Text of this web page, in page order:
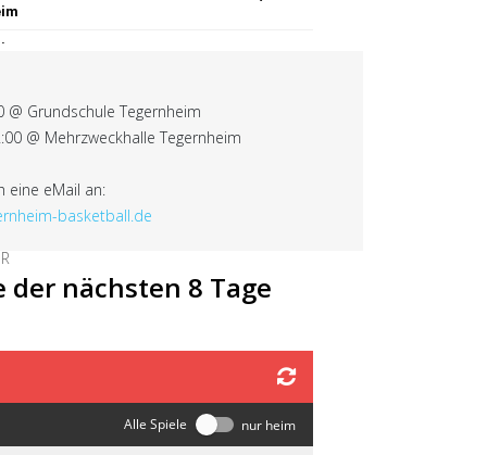
Grundschule Tegernheim
@ Mehrzweckhalle Tegernheim
eine eMail an:
basketball.de
nächsten 8 Tage